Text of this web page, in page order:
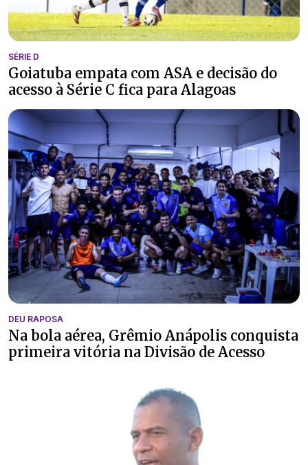
SÉRIE D
Goiatuba empata com ASA e decisão do
acesso à Série C fica para Alagoas
DEU RAPOSA
Na bola aérea, Grêmio Anápolis conquista
primeira vitória na Divisão de Acesso